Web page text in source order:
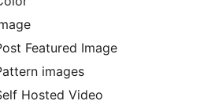
Featured Image
images
Hosted Video